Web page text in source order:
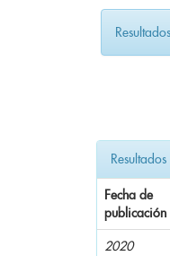
Fecha de
publicación
2020